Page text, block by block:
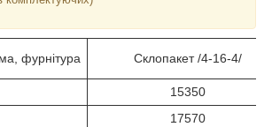
фурнітура Склопакет /4-16-4/
15350
17570